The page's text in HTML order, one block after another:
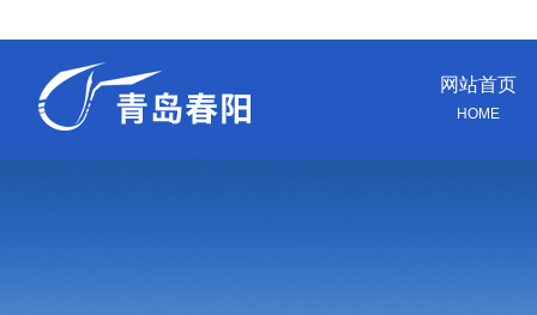
网站首页
HOME